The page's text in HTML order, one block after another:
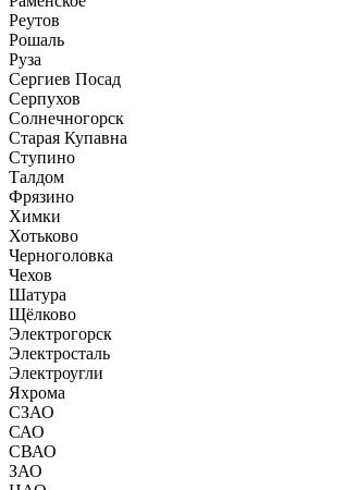
Реутов
Рошаль
Руза
Сергиев Посад
Серпухов
Солнечногорск
Старая Купавна
Ступино
Талдом
Фрязино
Химки
Хотьково
Черноголовка
Чехов
Шатура
Щёлково
Электрогорск
Электросталь
Электроугли
Яхрома
СЗАО
САО
СВАО
ЗАО